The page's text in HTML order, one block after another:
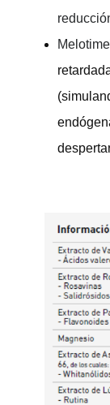
Melotime